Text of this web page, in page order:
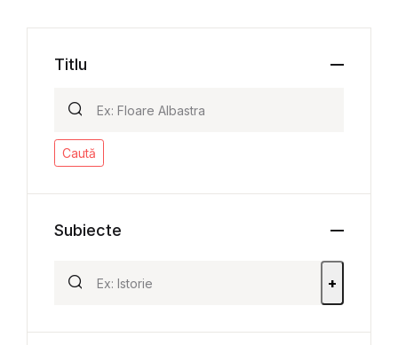
Titlu
Caută
Subiecte
+